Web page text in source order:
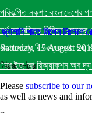
পরিকল্পিত নকশা: বাংলাদেশের
নর্থ আমেরিকার মিলিয়ন লোকের
Saturday, 15 August
বাংলাদেশের বিচারব্যবস্থা: মব,
“মব ইজ আ রিঅ্যাকশন অব দ্য
জ্বালানি খাতে মিথেন নিঃসরণ
নিউজ লেটার
Please subscribe to our
as well as news and